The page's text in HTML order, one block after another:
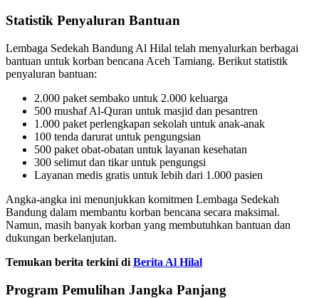
Statistik Penyaluran Bantuan
Lembaga Sedekah Bandung Al Hilal telah menyalurkan berbagai
bantuan untuk korban bencana Aceh Tamiang. Berikut statistik
penyaluran bantuan:
2.000 paket sembako untuk 2.000 keluarga
500 mushaf Al-Quran untuk masjid dan pesantren
1.000 paket perlengkapan sekolah untuk anak-anak
100 tenda darurat untuk pengungsian
500 paket obat-obatan untuk layanan kesehatan
300 selimut dan tikar untuk pengungsi
Layanan medis gratis untuk lebih dari 1.000 pasien
Angka-angka ini menunjukkan komitmen Lembaga Sedekah
Bandung dalam membantu korban bencana secara maksimal.
Namun, masih banyak korban yang membutuhkan bantuan dan
dukungan berkelanjutan.
Temukan berita terkini di Berita Al Hilal
Program Pemulihan Jangka Panjang